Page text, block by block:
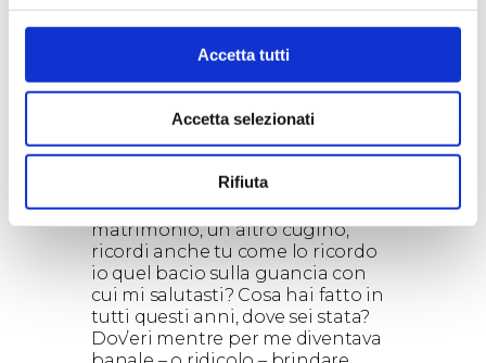
Accetta tutti
Accetta selezionati
Rifiuta
mano libera, e dopo aver bevuto ti
sistemasti i capelli, corti e neri, e
mi chiedesti che ci facevo lì, tutto
solo. Io alzai le spalle, eri più
grande di me, cinque o sei o sette
anni che però per me erano come
una vita intera, un mondo intero,
E dove sei, oggi? Oggi che io sono
qui di nuovo per un altro
matrimonio, un altro cugino,
ricordi anche tu come lo ricordo
io quel bacio sulla guancia con
cui mi salutasti? Cosa hai fatto in
tutti questi anni, dove sei stata?
Dov’eri mentre per me diventava